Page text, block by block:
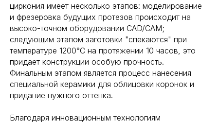
циркония имеет несколько этапов: моделирование
и фрезеровка будущих протезов происходит на
высоко-точном оборудовании CAD/CAM;
следующим этапом заготовки "спекаются" при
температуре 1200°С на протяжении 10 часов, это
придает конструкции особую прочность.
Финальным этапом является процесс нанесения
специальной керамики для облицовки коронок и
придание нужного оттенка.
Благодаря инновационным технологиям